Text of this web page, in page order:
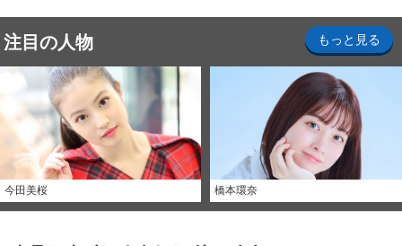
注目の人物 もっと見る
今田美桜 橋本環奈